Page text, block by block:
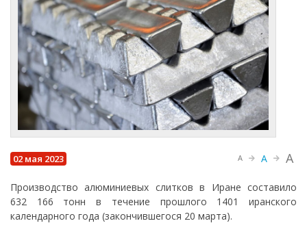
02 мая 2023 A A A
Производство алюминиевых слитков в Иране составило
632 166 тонн в течение прошлого 1401 иранского
календарного года (закончившегося 20 марта).